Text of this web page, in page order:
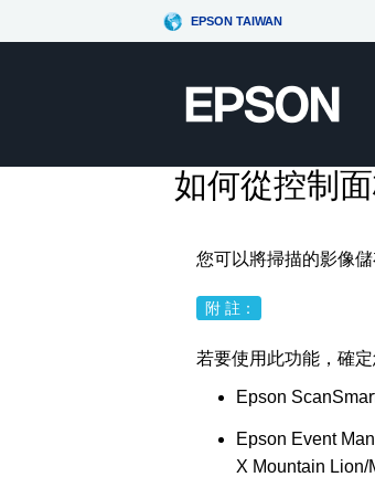
EPSON TAIWAN
如何從控制
您可以將掃描的影像
附 註：
若要使用此功能，確
Epson
Epson Event
X Mountain Lion/